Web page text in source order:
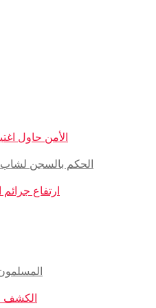
الأمن حاول
الحكم بالسجن لشاب ذو
ارتفاع جرائم الكراهية
المسلمون
الكشف